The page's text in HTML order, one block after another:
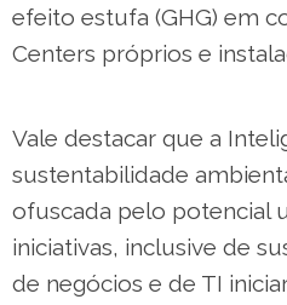
efeito estufa (GHG) em
Centers próprios e
Vale destacar que a
sustentabilidade
ofuscada pelo potencial
iniciativas, inclusive de
de negócios e de TI